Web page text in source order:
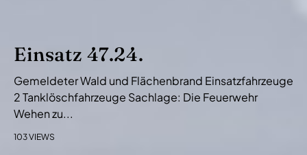
Einsatz 47.24.
Gemeldeter Wald und Flächenbrand Einsatzfahrzeuge
2 Tanklöschfahrzeuge Sachlage: Die Feuerwehr
Wehen zu...
103 VIEWS